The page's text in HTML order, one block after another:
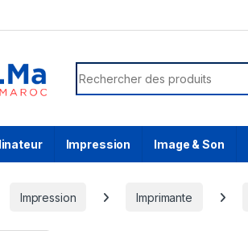
Search for:
Impression Image & Son
Impression Imprimante